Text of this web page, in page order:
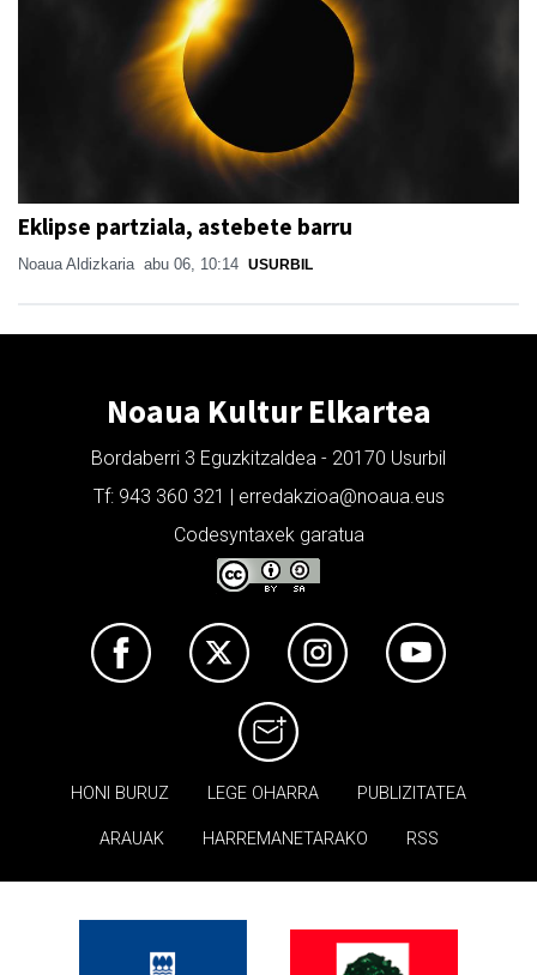
Eklipse partziala, astebete barru
Noaua Aldizkaria abu 06, 10:14 USURBIL
Noaua Kultur Elkartea
Bordaberri 3 Eguzkitzaldea - 20170 Usurbil
Tf: 943 360 321 | erredakzioa@noaua.eus
Codesyntaxek garatua
HONI BURUZ LEGE OHARRA PUBLIZITATEA
ARAUAK HARREMANETARAKO RSS